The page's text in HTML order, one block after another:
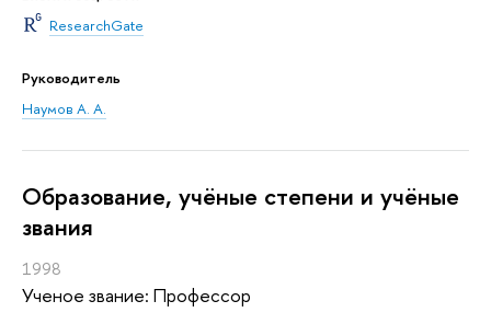
ResearchGate
Руководитель
Наумов А. А.
Oбразование, учёные степени и учёные
звания
1998
Ученое звание: Профессор